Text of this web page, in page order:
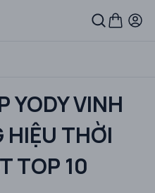
YODY VINH
HIỆU THỜI
TOP 10